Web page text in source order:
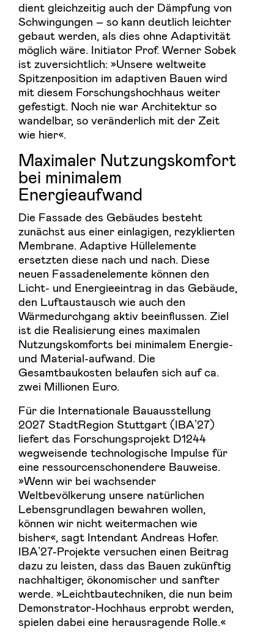
dient gleichzeitig auch der Dämpfung von
Schwingungen – so kann deutlich leichter
gebaut werden, als dies ohne Adaptivität
möglich wäre. Initiator Prof. Werner Sobek
ist zuversichtlich: »Unsere weltweite
Spitzenposition im adaptiven Bauen wird
mit diesem Forschungshochhaus weiter
gefestigt. Noch nie war Architektur so
wandelbar, so veränderlich mit der Zeit
wie hier«.
Maximaler Nutzungskomfort
bei minimalem
Energieaufwand
Die Fassade des Gebäudes besteht
zunächst aus einer einlagigen, rezyklierten
Membrane. Adaptive Hüllelemente
ersetzten diese nach und nach. Diese
neuen Fassadenelemente können den
Licht- und Energieeintrag in das Gebäude,
den Luftaustausch wie auch den
Wärmedurchgang aktiv beeinflussen. Ziel
ist die Realisierung eines maximalen
Nutzungskomforts bei minimalem Energie-
und Material-aufwand. Die
Gesamtbaukosten belaufen sich auf ca.
zwei Millionen Euro.
Für die Internationale Bauausstellung
2027 StadtRegion Stuttgart (IBAʼ27)
liefert das Forschungsprojekt D1244
wegweisende technologische Impulse für
eine ressourcenschonendere Bauweise.
»Wenn wir bei wachsender
Weltbevölkerung unsere natürlichen
Lebensgrundlagen bewahren wollen,
können wir nicht weitermachen wie
bisher«, sagt Intendant Andreas Hofer.
IBAʼ27-Projekte versuchen einen Beitrag
dazu zu leisten, dass das Bauen zukünftig
nachhaltiger, ökonomischer und sanfter
werde. »Leichtbautechniken, die nun beim
Demonstrator-Hochhaus erprobt werden,
spielen dabei eine herausragende Rolle.«